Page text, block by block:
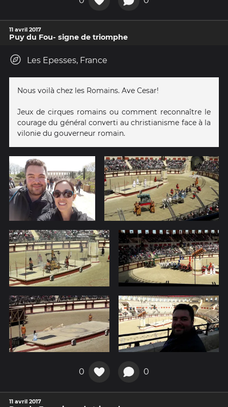
11 avril 2017
Puy du Fou- signe de triomphe
Les Epesses, France
Nous voilà chez les Romains. Ave Cesar!
Jeux de cirques romains ou comment reconnaître le
courage du général converti au christianisme face à la
vilonie du gouverneur romain.
0 0
11 avril 2017